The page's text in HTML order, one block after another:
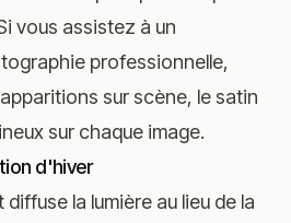
vous assistez à un
professionnelle,
sur scène, le satin
sur chaque image.
d'hiver
la lumière au lieu de la